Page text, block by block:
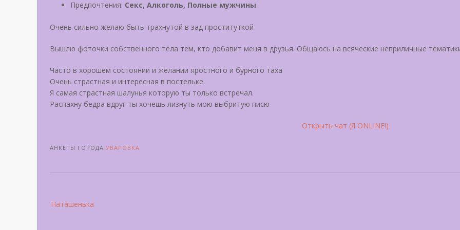
Предпочтения: Секс, Алкоголь, Полные мужчины
Очень сильно желаю быть трахнутой в зад проституткой
Вышлю фоточки собственного тела тем, кто добавит меня в друзья. Общаюсь на всяческие неприличные
Часто в хорошем состоянии и желании яростного и бурного таха
Очень страстная и интересная в постельке.
Я самая страстная шалунья которую ты только встречал.
Распахну бёдра вдруг ты хочешь лизнуть мою выбритую писю
Открыть чат (Я ONLINE!)
АНКЕТЫ ГОРОДА УВАРОВКА
navigation
Наташенька